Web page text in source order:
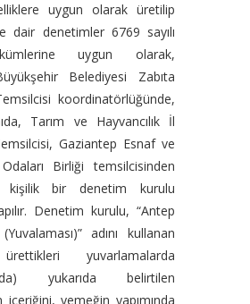
uygun olarak üretilip
dair denetimler 6769 sayılı
uygun olarak,
Belediyesi Zabıta
koordinatörlüğünde,
Tarım ve Hayvancılık İl
Gaziantep Esnaf ve
Birliği temsilcisinden
kişilik bir denetim kurulu
Denetim kurulu, “Antep
adını kullanan
yuvarlamalarda
yukarıda belirtilen
içeriğini, yemeğin yapımında